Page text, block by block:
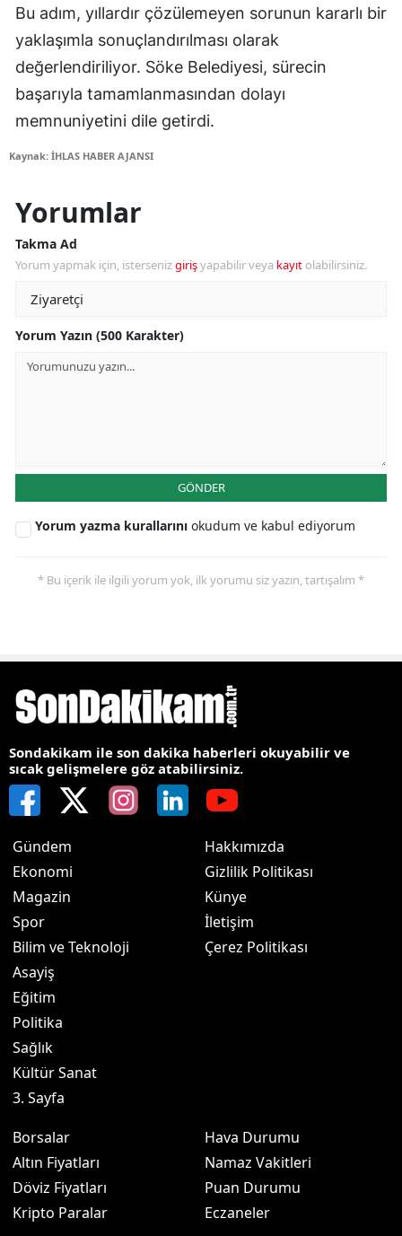
Bu adım, yıllardır çözülemeyen sorunun kararlı bir
yaklaşımla sonuçlandırılması olarak
değerlendiriliyor. Söke Belediyesi, sürecin
başarıyla tamamlanmasından dolayı
memnuniyetini dile getirdi.
Kaynak: İHLAS HABER AJANSI
Yorumlar
Takma Ad
Yorum yapmak için, istersenizgirişyapabilir veya kayıt olabilirsiniz.
Yorum Yazın (500 Karakter)
GÖNDER
Yorum yazma kurallarını okudum ve kabul ediyorum
* Bu içerik ile ilgili yorum yok, ilk yorumu siz yazın, tartışalım *
Sondakikam ile son dakika haberleri okuyabilir ve
sıcak gelişmelere göz atabilirsiniz.
Gündem
Ekonomi
Magazin
Spor
Bilim ve Teknoloji
Asayiş
Eğitim
Politika
Sağlık
Kültür Sanat
3. Sayfa
Hakkımızda
Gizlilik Politikası
Künye
İletişim
Çerez Politikası
Borsalar
Altın Fiyatları
Döviz Fiyatları
Kripto Paralar
Hava Durumu
Namaz Vakitleri
Puan Durumu
Eczaneler